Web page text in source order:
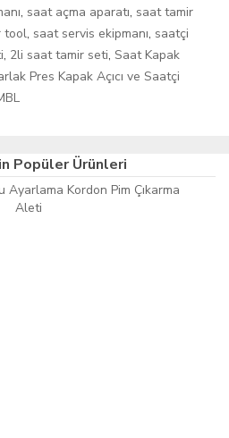
, saat açma aparatı, saat tamir
tool, saat servis ekipmanı, saatçi
, 2li saat tamir seti, Saat Kapak
Pres Kapak Açıcı ve Saatçi
Popüler Ürünleri